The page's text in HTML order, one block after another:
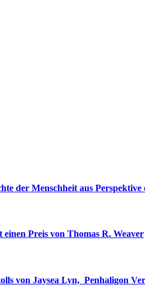
der Menschheit aus
einen Preis von Thomas R. Weaver
Lyn, ‎ Penhaligon Verlag, ‎ 1. Oktober 2025,